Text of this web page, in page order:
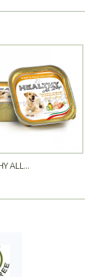
ALL...